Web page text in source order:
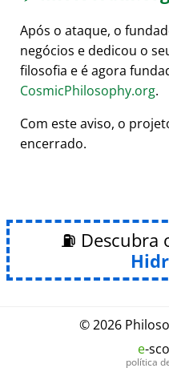
Após o ataque, o
negócios e dedicou o
filosofia e é agora
CosmicPhilosophy.org.
Com este aviso, o
encerrado.
⛽ Descubra
© 2026
e-
política